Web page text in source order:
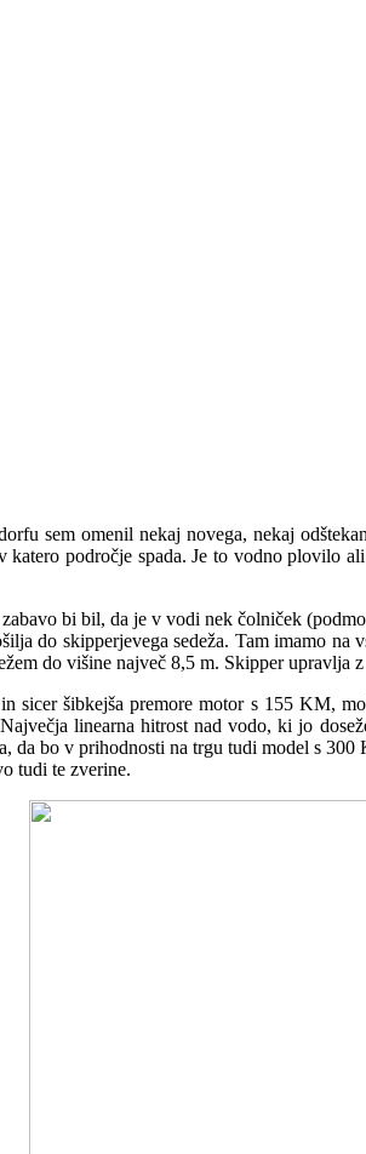
sem omenil nekaj novega, nekaj
področje spada. Je to vodno plovilo
bi bil, da je v vodi nek čolniček
do skipperjevega sedeža. Tam imamo
do višine največ 8,5 m. Skipper
sicer šibkejša premore motor s 155 KM,
linearna hitrost nad vodo, ki jo
da bo v prihodnosti na trgu tudi model s
tudi te zverine.